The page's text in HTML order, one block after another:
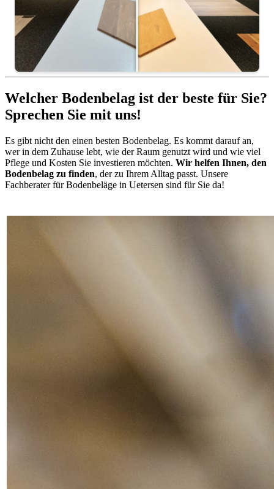
Welcher Bodenbelag ist der beste für Sie?
Sprechen Sie mit uns!
Es gibt nicht den einen besten Bodenbelag. Es kommt darauf an,
wer in dem Zuhause lebt, wie der Raum genutzt wird und wie viel
Pflege und Kosten Sie investieren möchten. Wir helfen Ihnen, den
Bodenbelag zu finden, der zu Ihrem Alltag passt. Unsere
Fachberater für Bodenbeläge in Uetersen sind für Sie da!